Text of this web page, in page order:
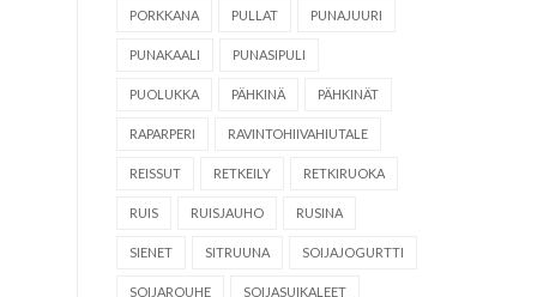
PORKKANA PULLAT PUNAJUURI
PUNAKAALI PUNASIPULI
PUOLUKKA PÄHKINÄ PÄHKINÄT
RAPARPERI RAVINTOHIIVAHIUTALE
REISSUT RETKEILY RETKIRUOKA
RUIS RUISJAUHO RUSINA
SIENET SITRUUNA SOIJAJOGURTTI
SOIJAROUHE SOIJASUIKALEET